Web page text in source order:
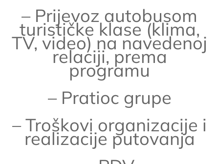
– Prijevoz autobusom
turističke klase (klima,
TV, video) na navedenoj
relaciji, prema
programu
– Pratioc grupe
– Troškovi organizacije i
realizacije putovanja